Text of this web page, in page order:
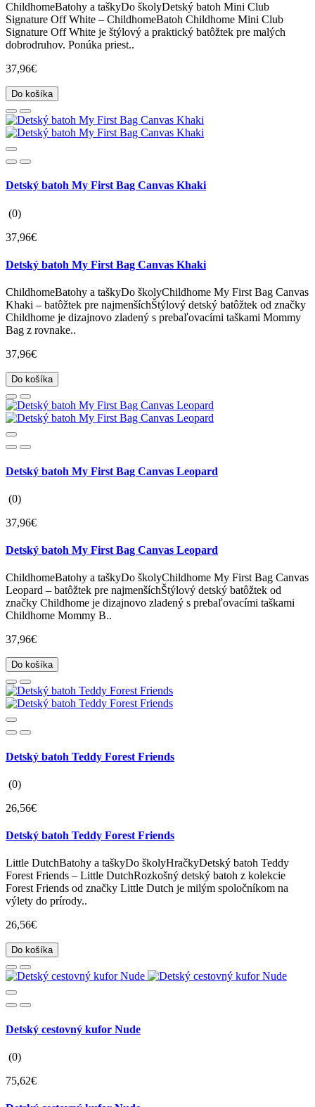
ChildhomeBatohy a taškyDo školyDetský batoh Mini Club
Signature Off White – ChildhomeBatoh Childhome Mini Club
Signature Off White je štýlový a praktický batôžtek pre malých
dobrodruhov. Ponúka priest..
37,96€
Do košíka
Detský batoh My First Bag Canvas Khaki
(0)
37,96€
Detský batoh My First Bag Canvas Khaki
ChildhomeBatohy a taškyDo školyChildhome My First Bag Canvas
Khaki – batôžtek pre najmenšíchŠtýlový detský batôžtek od značky
Childhome je dizajnovo zladený s prebaľovacími taškami Mommy
Bag z rovnake..
37,96€
Do košíka
Detský batoh My First Bag Canvas Leopard
(0)
37,96€
Detský batoh My First Bag Canvas Leopard
ChildhomeBatohy a taškyDo školyChildhome My First Bag Canvas
Leopard – batôžtek pre najmenšíchŠtýlový detský batôžtek od
značky Childhome je dizajnovo zladený s prebaľovacími taškami
Childhome Mommy B..
37,96€
Do košíka
Detský batoh Teddy Forest Friends
(0)
26,56€
Detský batoh Teddy Forest Friends
Little DutchBatohy a taškyDo školyHračkyDetský batoh Teddy
Forest Friends – Little DutchRozkošný detský batoh z kolekcie
Forest Friends od značky Little Dutch je milým spoločníkom na
výlety do prírody..
26,56€
Do košíka
Detský cestovný kufor Nude
(0)
75,62€